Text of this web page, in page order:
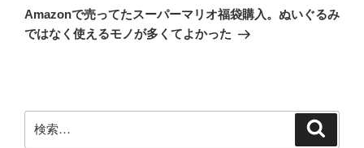
ー
シ
の
投
Amazonで売ってたスーパーマリオ福袋購入。ぬいぐるみ
ではなく使えるモノが多くてよかった
索: